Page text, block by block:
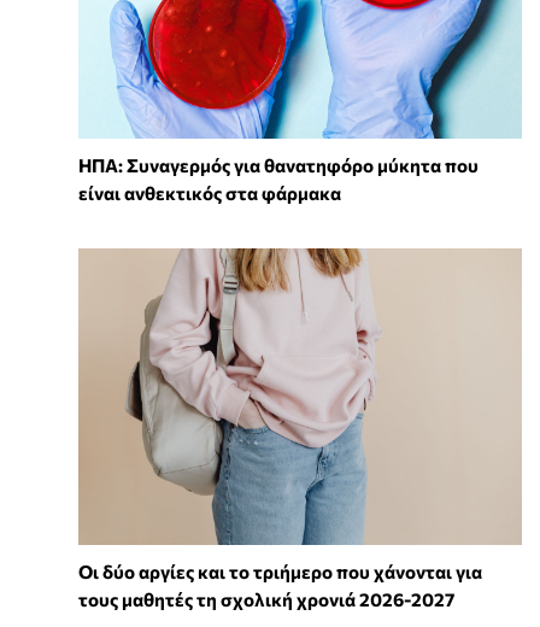
ΗΠΑ: Συναγερμός για θανατηφόρο μύκητα που
είναι ανθεκτικός στα φάρμακα
Οι δύο αργίες και το τριήμερο που χάνονται για
τους μαθητές τη σχολική χρονιά 2026-2027